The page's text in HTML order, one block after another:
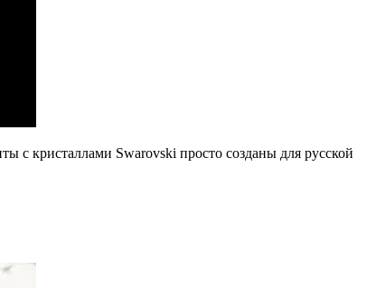
с кри­стал­ла­ми Swarovski про­сто со­зда­ны для рус­ской